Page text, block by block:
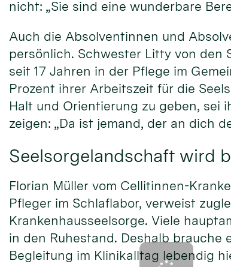
nicht: „Sie sind eine wunderbare
Auch die Absolventinnen und
persönlich. Schwester Litty von den
seit 17 Jahren in der Pflege im
Prozent ihrer Arbeitszeit für die
Halt und Orientierung zu geben, sei
zeigen: „Da ist jemand, der an dich
Seelsorgelandschaft wird
Florian Müller vom Cellitinnen-
Pfleger im Schlaflabor, verweist
Krankenhausseelsorge. Viele
in den Ruhestand. Deshalb brauche
Begleitung im Klinikalltag lebendig